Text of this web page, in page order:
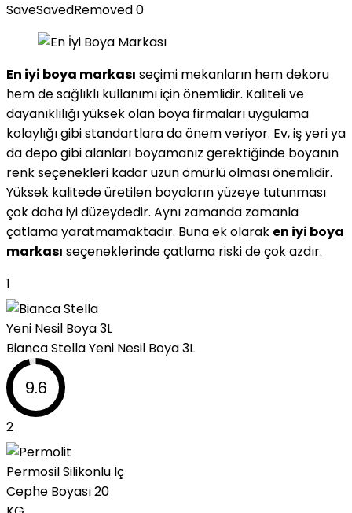
SaveSavedRemoved0
En iyi boya markası seçimi mekanların hem dekoru
hem de sağlıklı kullanımı için önemlidir. Kaliteli ve
dayanıklılığı yüksek olan boya firmaları uygulama
kolaylığı gibi standartlara da önem veriyor. Ev, iş yeri ya
da depo gibi alanları boyamanız gerektiğinde boyanın
renk seçenekleri kadar uzun ömürlü olması önemlidir.
Yüksek kalitede üretilen boyaların yüzeye tutunması
çok daha iyi düzeydedir. Aynı zamanda zamanla
çatlama yaratmamaktadır. Buna ek olarak en iyi boya
markası seçeneklerinde çatlama riski de çok azdır.
1
Bianca Stella Yeni Nesil Boya 3L
9.6
2